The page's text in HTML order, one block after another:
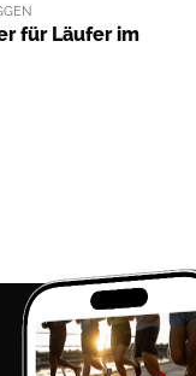
für Läufer im